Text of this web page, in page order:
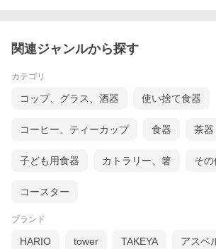
関連ジャンルから探す
カテゴリ
コップ、グラス、酒器 使い捨て食器
コーヒー、ティーカップ 食器 茶器
子ども用食器 カトラリー、箸 そ
コースター
ブランド
HARIO tower TAKEYA アスベ